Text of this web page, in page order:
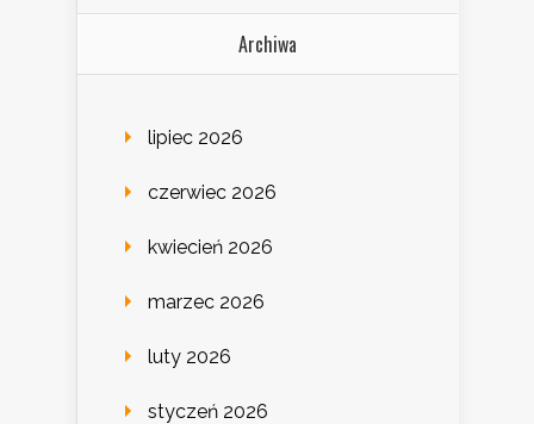
Archiwa
lipiec 2026
czerwiec 2026
kwiecień 2026
marzec 2026
luty 2026
styczeń 2026